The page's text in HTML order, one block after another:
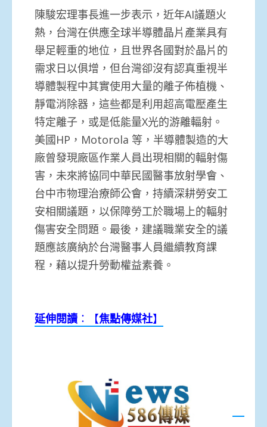
陳駿宏理事長進一步表示，近年AI議題火
熱，台灣在供應全球半導體晶片產業具有
舉足輕重的地位，且世界各國對於晶片的
需求日以俱增，但台灣卻沒有認真重視半
導體製程中其實使用大量的離子佈植機、
靜電消除器，這些都是利用超高電壓產生
特定離子，或是低能量X光的游離輻射。
美國HP，Motorola 等，半導體製造的大
廠曾發現廠區作業人員出現相關的輻射傷
害，未來將協同中華民國醫事放射學會、
台中市物理治療師公會，持續深耕勞安工
安相關議題，以保障勞工於職場上的輻射
傷害安全問題。最後，建議職業安全的議
題應該廣納於台灣醫事人員繼續教育課
程，藉以提升勞動權益素養。
延伸閱讀 ：【焦點傳媒社】